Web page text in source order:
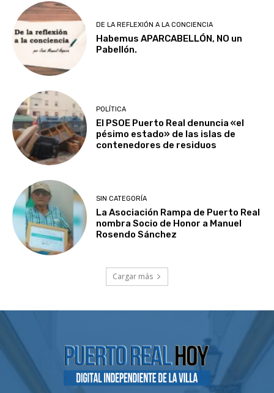
DE LA REFLEXIÓN A LA CONCIENCIA
Habemus APARCABELLÓN, NO un
Pabellón.
POLÍTICA
El PSOE Puerto Real denuncia «el
pésimo estado» de las islas de
contenedores de residuos
SIN CATEGORÍA
La Asociación Rampa de Puerto Real
nombra Socio de Honor a Manuel
Rosendo Sánchez
Cargar más